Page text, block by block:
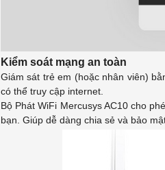
Kiểm soát mạng an toàn
Giám sát trẻ em (hoặc nhân viên)
có thể truy cập internet.
Bộ Phát WiFi Mercusys AC10 cho
bạn. Giúp dễ dàng chia sẻ và bảo